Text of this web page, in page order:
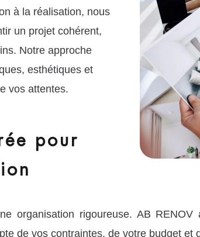
à la réalisation, nous
un projet cohérent,
Notre approche
esthétiques et
vos attentes.
pour
organisation rigoureuse. AB
de vos contraintes, de votre budget et